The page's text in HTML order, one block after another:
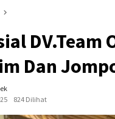
DV.Team
Dan
824 Dilihat